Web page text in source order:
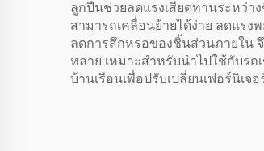
ลูกปืนช่วยลดแรงเสียดทานระหว่
สามารถเคลื่อนย้ายได้ง่าย ลดแร
ลดการสึกหรอของชิ้นส่วนภายใน
หลาย เหมาะสำหรับนำไปใช้กับรถ
บ้านเรือนเพื่อปรับเปลี่ยนเฟอร์นิเ